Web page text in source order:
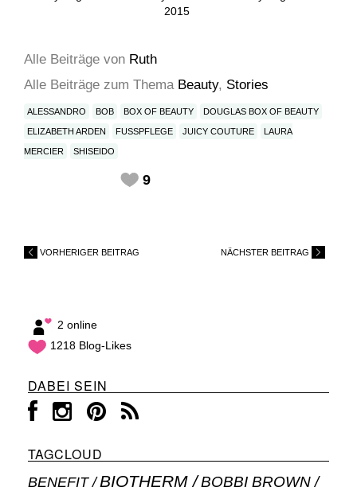
2015
Alle Beiträge von Ruth
Alle Beiträge zum Thema Beauty, Stories
ALESSANDRO BOB BOX OF BEAUTY DOUGLAS BOX OF BEAUTY
ELIZABETH ARDEN FUSSPFLEGE JUICY COUTURE LAURA
MERCIER SHISEIDO
9
VORHERIGER BEITRAG NÄCHSTER BEITRAG
2 online
1218 Blog-Likes
DABEI SEIN
TAGCLOUD
BENEFIT BIOTHERM BOBBI BROWN